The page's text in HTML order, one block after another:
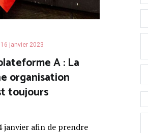
16 janvier 2023
A : La
organisation
toujours
janvier afin de prendre